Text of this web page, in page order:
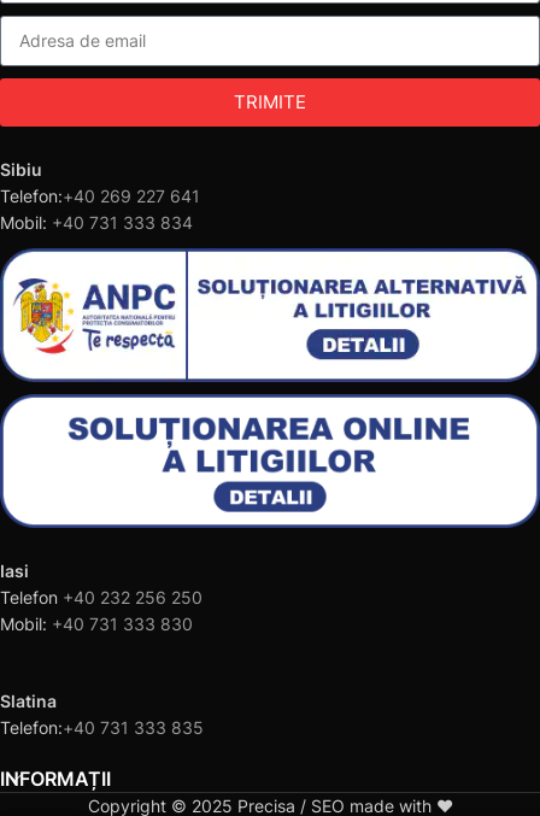
TRIMITE
Sibiu
Telefon:+40 269 227 641
Mobil: +40 731 333 834
Iasi
Telefon +40 232 256 250
Mobil: +40 731 333 830
Slatina
Telefon:+40 731 333 835
INFORMAȚII
Copyright © 2025 Precisa / SEO made with ❤️